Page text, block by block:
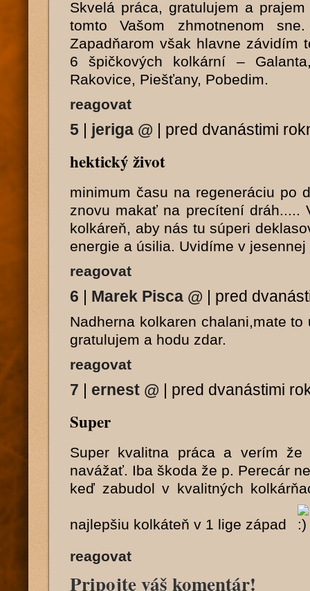
Skvelá práca, gratulujem a
tomto Vašom zhmotnenom
Zapadňarom však hlavne závidím
6 špičkových kolkární –
Rakovice, Piešťany, Pobedim.
reagovat
5 | jeriga @ | pred dvanástimi
hektický život
minimum času na regeneráciu po
znovu makať na precítení dráh.....
kolkáreň, aby nás tu súperi
energie a úsilia. Uvidíme v jesennej
reagovat
6 | Marek Pisca @ | pred
Nadherna kolkaren chalani,mate
gratulujem a hodu zdar.
reagovat
7 | ernest @ | pred dvanástimi
Super
Super kvalitna práca a verím
navážať. Iba škoda že p. Perecár
keď zabudol v kvalitných
najlepšiu kolkáteň v 1 lige západ
reagovat
Pripojte váš komentár!